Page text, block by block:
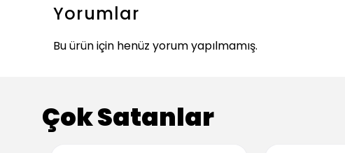
Yorumlar
Bu ürün için henüz yorum yapılmamış.
Çok Satanlar